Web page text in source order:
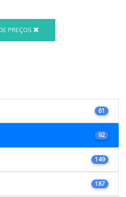
PREÇOS
61
92
149
187